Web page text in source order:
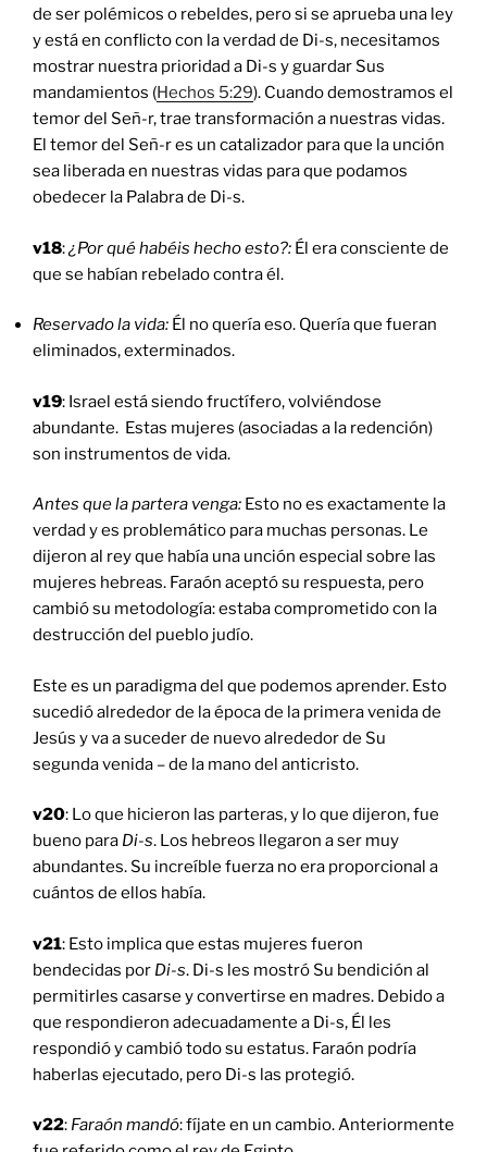
de ser polémicos o rebeldes, pero si se aprueba una ley
y está en conflicto con la verdad de Di-s, necesitamos
mostrar nuestra prioridad a Di-s y guardar Sus
mandamientos (Hechos 5:29). Cuando demostramos el
temor del Señ-r, trae transformación a nuestras vidas.
El temor del Señ-r es un catalizador para que la unción
sea liberada en nuestras vidas para que podamos
obedecer la Palabra de Di-s.
v18:¿Por qué habéis hecho esto?: Él era consciente de
que se habían rebelado contra él.
Reservado la vida: Él no quería eso. Quería que fueran
eliminados, exterminados.
v19: Israel está siendo fructífero, volviéndose
abundante. Estas mujeres (asociadas a la redención)
son instrumentos de vida.
Antes que la partera venga: Esto no es exactamente la
verdad y es problemático para muchas personas. Le
dijeron al rey que había una unción especial sobre las
mujeres hebreas. Faraón aceptó su respuesta, pero
cambió su metodología: estaba comprometido con la
destrucción del pueblo judío.
Este es un paradigma del que podemos aprender. Esto
sucedió alrededor de la época de la primera venida de
Jesús y va a suceder de nuevo alrededor de Su
segunda venida – de la mano del anticristo.
v20: Lo que hicieron las parteras, y lo que dijeron, fue
bueno para Di-s. Los hebreos llegaron a ser muy
abundantes. Su increíble fuerza no era proporcional a
cuántos de ellos había.
v21: Esto implica que estas mujeres fueron
bendecidas por Di-s. Di-s les mostró Su bendición al
permitirles casarse y convertirse en madres. Debido a
que respondieron adecuadamente a Di-s, Él les
respondió y cambió todo su estatus. Faraón podría
haberlas ejecutado, pero Di-s las protegió.
v22: Faraón mandó: fíjate en un cambio. Anteriormente